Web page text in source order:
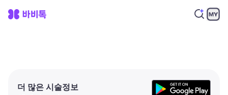
더 많은 시술정보